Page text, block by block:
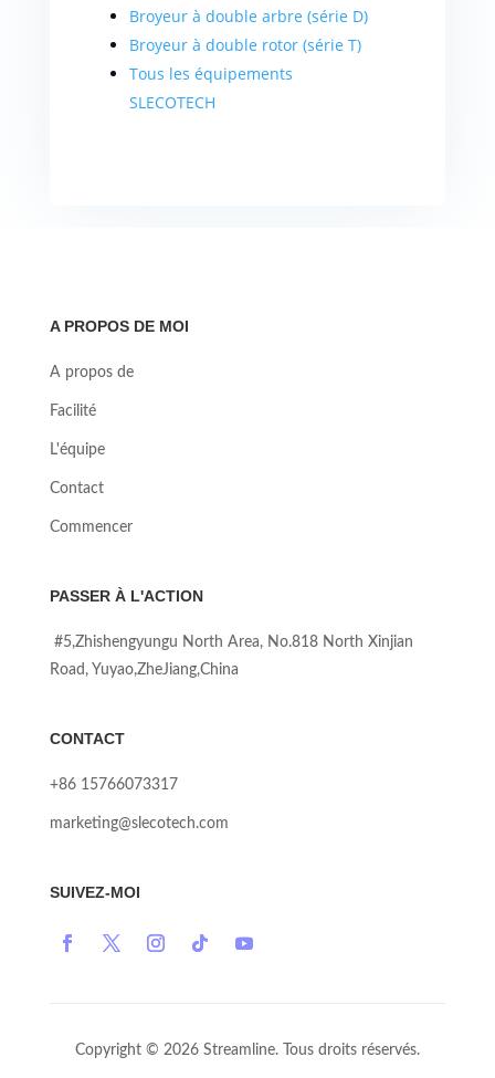
Broyeur à double arbre (série D)
Broyeur à double rotor (série T)
Tous les équipements
SLECOTECH
A PROPOS DE MOI
A propos de
Facilité
L'équipe
Contact
Commencer
PASSER À L'ACTION
#5,Zhishengyungu North Area, No.818 North Xinjian
Road, Yuyao,ZheJiang,China
CONTACT
+86 15766073317
marketing@slecotech.com
SUIVEZ-MOI
Copyright © 2026 Streamline. Tous droits réservés.